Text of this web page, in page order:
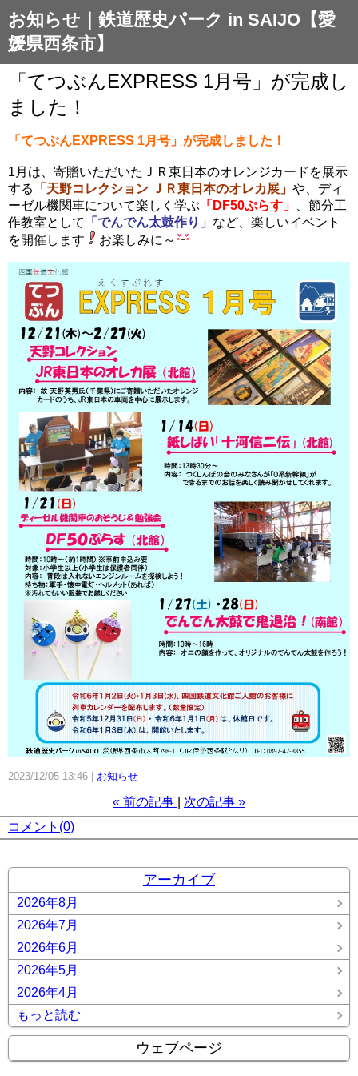
お知らせ｜鉄道歴史パーク in SAIJO【愛
媛県西条市】
「てつぶんEXPRESS 1月号」が完成し
ました！
「てつぶんEXPRESS 1月号」が完成しました！
1月は、寄贈いただいたＪＲ東日本のオレンジカードを展示
する
「天野コレクション ＪＲ東日本のオレカ展」 や、ディ
ーゼル機関車について楽しく学ぶ 「DF50ぷらす」
、節分工
作教室として
「でんでん太鼓作り」 など、楽しいイベント
を開催します
お楽しみに～
2023/12/05 13:46 お知らせ
« 前の記事 次の記事 »
コメント(0)
アーカイブ
2026年8月
2026年7月
2026年6月
2026年5月
2026年4月
もっと読む
ウェブページ